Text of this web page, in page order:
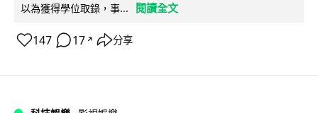
以為獲得學位取錄，事...
閱讀全文
147 17 ↗ 分享